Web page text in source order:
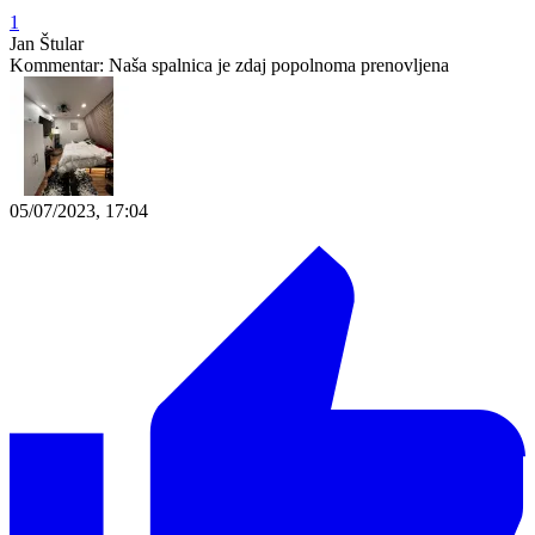
1
Jan Štular
Kommentar: Naša spalnica je zdaj popolnoma prenovljena
05/07/2023, 17:04